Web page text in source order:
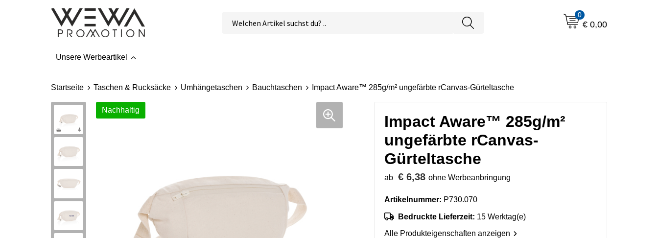
0
€ 0,00
Unsere Werbeartikel
Startseite Taschen & Rucksäcke Umhängetaschen Bauchtaschen Impact Aware™ 285g/m² ungefärbte rCanvas-Gürteltasche
Nachhaltig
Impact Aware™ 285g/m²
ungefärbte rCanvas-
Gürteltasche
ab € 6,38 ohne Werbeanbringung
Artikelnummer: P730.070
Bedruckte Lieferzeit: 15 Werktag(e)
Alle Produkteigenschaften anzeigen